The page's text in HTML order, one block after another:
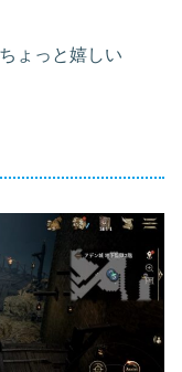
ょっと嬉しい